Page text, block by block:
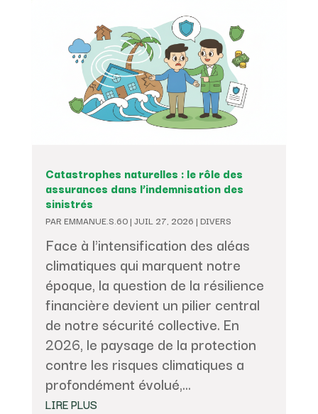
Catastrophes naturelles : le rôle des
assurances dans l’indemnisation des
sinistrés
PAR EMMANUE.S.60| JUIL 27, 2026 | DIVERS
Face à l'intensification des aléas
climatiques qui marquent notre
époque, la question de la résilience
financière devient un pilier central
de notre sécurité collective. En
2026, le paysage de la protection
contre les risques climatiques a
profondément évolué,...
LIRE PLUS